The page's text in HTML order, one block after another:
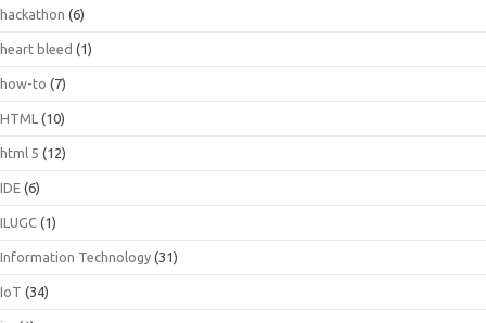
hackathon (6)
heart bleed (1)
how-to (7)
HTML (10)
html 5 (12)
IDE (6)
ILUGC (1)
Information Technology (31)
IoT (34)